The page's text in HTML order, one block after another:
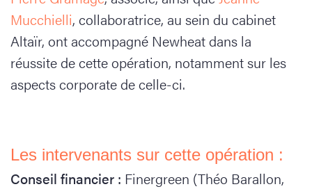
Mucchielli, collaboratrice, au sein du cabinet
Altaïr, ont accompagné Newheat dans la
réussite de cette opération, notamment sur les
aspects corporate de celle-ci.
Les intervenants sur cette opération :
Conseil financier : Finergreen (Théo Barallon,